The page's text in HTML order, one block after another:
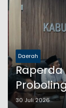
Daerah
Anam
30 Juli 2026